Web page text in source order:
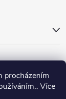
procházením
Více